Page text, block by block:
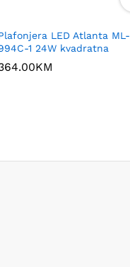
LED Atlanta ML-
1 24W kvadratna
KM